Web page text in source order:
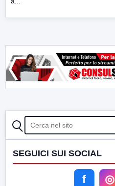
CERCA
SEGUICI SUI SOCIAL
f ◎